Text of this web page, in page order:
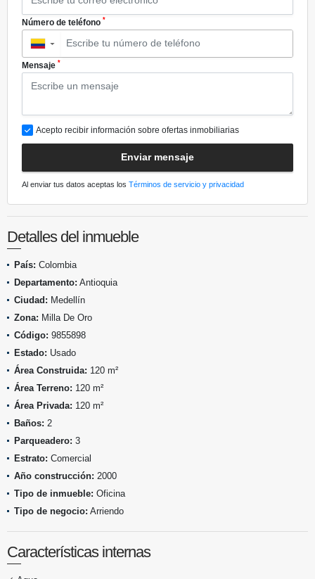
Número de teléfono *
▼
Mensaje *
Acepto recibir información sobre ofertas inmobiliarias
Enviar mensaje
Al enviar tus datos aceptas los Términos de servicio y privacidad
Detalles del inmueble
País: Colombia
Departamento: Antioquia
Ciudad: Medellín
Zona: Milla De Oro
Código: 9855898
Estado: Usado
Área Construida: 120 m²
Área Terreno: 120 m²
Área Privada: 120 m²
Baños: 2
Parqueadero: 3
Estrato: Comercial
Año construcción: 2000
Tipo de inmueble: Oficina
Tipo de negocio: Arriendo
Características internas